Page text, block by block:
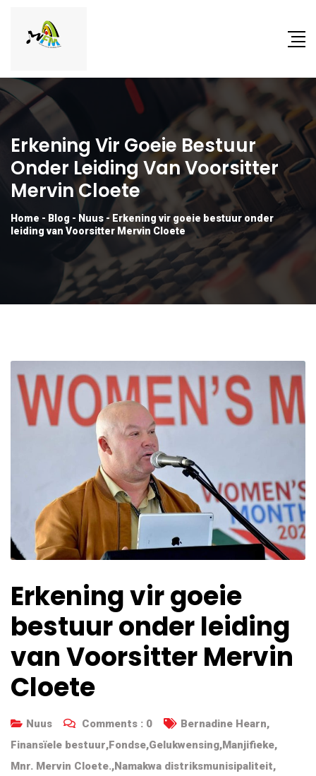
Erkening Vir Goeie Bestuur
Onder Leiding Van Voorsitter
Mervin Cloete
Home - Blog - Nuus- Erkening vir goeie bestuur onder
leiding van Voorsitter Mervin Cloete
Erkening vir goeie
bestuur onder leiding
van Voorsitter Mervin
Cloete
Nuus Comments : 0 Bernadine Hearn,
Finansïele bestuur,Fondse,Gelukwensing,Manjifieke,
Mnr. Mervin Cloete.,Namakwa distriksmunisipaliteit,